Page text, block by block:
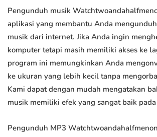
Pengunduh musik
aplikasi yang membantu Anda
musik dari internet. Jika Anda ingin
komputer tetapi masih memiliki akses ke
program ini memungkinkan Anda
ke ukuran yang lebih kecil tanpa
Kami dapat dengan mudah mengatakan
musik memiliki efek yang sangat baik
Pengunduh MP3